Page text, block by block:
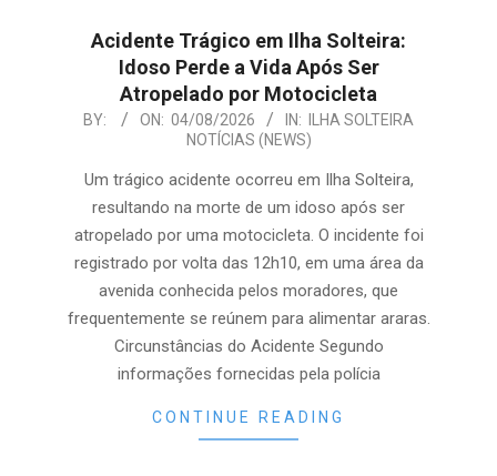
Acidente Trágico em Ilha Solteira:
Idoso Perde a Vida Após Ser
Atropelado por Motocicleta
2026-
BY: ON: 04/08/2026 IN:
ILHA SOLTEIRA
NOTÍCIAS (NEWS)
Um trágico acidente ocorreu em Ilha Solteira,
resultando na morte de um idoso após ser
atropelado por uma motocicleta. O incidente foi
registrado por volta das 12h10, em uma área da
avenida conhecida pelos moradores, que
frequentemente se reúnem para alimentar araras.
Circunstâncias do Acidente Segundo
informações fornecidas pela polícia
CONTINUE READING